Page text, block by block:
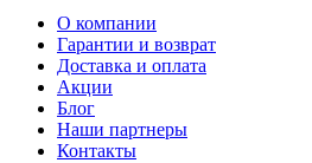
О компании
Гарантии и возврат
Доставка и оплата
Акции
Блог
Наши партнеры
Контакты